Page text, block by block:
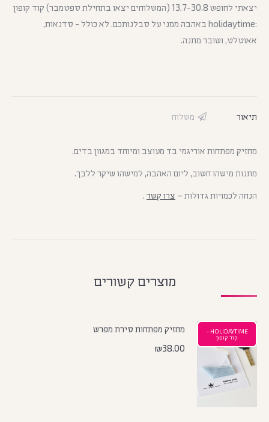
יצאתי לחופש 13.7-30.8 (המשלוחים יצאו בתחילת ספטמבר) קוד קופון
:holidaytime באהבה ממני על סבלנותכם. לא כולל - סדנאות,
אאוטלט, ושובר מתנה.
תיאור משלוח
מחזיק מפתחות אוריגמי בד מעוצב ומיוחד במגוון בדים.
מתנות מישהו חשוב, ליום האהבה, למישהו שיקר ללבך.
הנחה לכמויות גדולות – צרו קשר .
מוצרים קשורים
HOLIDAYTIME -
קוד קופון
מחזיק מפתחות סירת מפרש
₪38.00